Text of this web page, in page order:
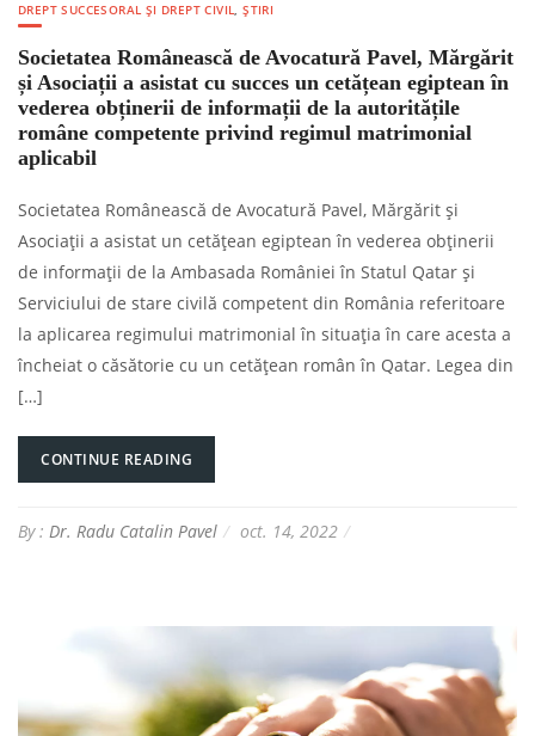
DREPT SUCCESORAL ȘI DREPT CIVIL,ȘTIRI
Societatea Românească de Avocatură Pavel, Mărgărit
și Asociații a asistat cu succes un cetățean egiptean în
vederea obținerii de informații de la autoritățile
române competente privind regimul matrimonial
aplicabil
Societatea Românească de Avocatură Pavel, Mărgărit și
Asociații a asistat un cetățean egiptean în vederea obținerii
de informații de la Ambasada României în Statul Qatar și
Serviciului de stare civilă competent din România referitoare
la aplicarea regimului matrimonial în situația în care acesta a
încheiat o căsătorie cu un cetățean român în Qatar. Legea din
[…]
CONTINUE READING
By : Dr. Radu Catalin Pavel oct. 14, 2022